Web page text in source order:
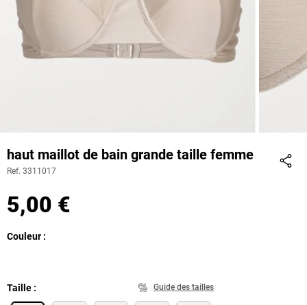
haut maillot de bain grande taille femme
Ref. 3311017
5,00 €
Couleur
Taille Guide des tailles